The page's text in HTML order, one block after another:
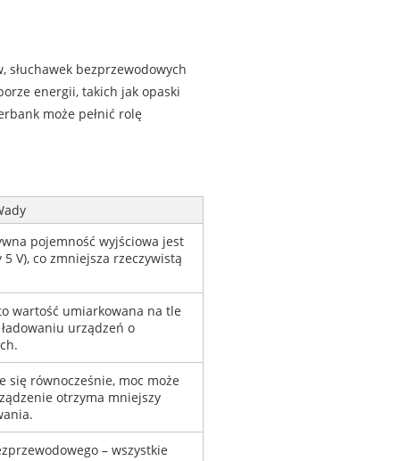
bezprzewodowych
energii, takich jak opaski
może pełnić rolę
pojemność wyjściowa jest
V), co zmniejsza rzeczywistą
wartość umiarkowana na tle
urządzeń o
się równocześnie, moc może
otrzyma mniejszy
– wszystkie